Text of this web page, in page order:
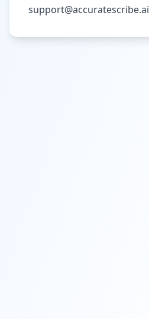
support@accuratescribe.ai